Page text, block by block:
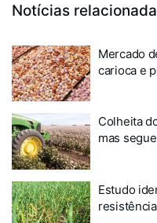
Notícias
Mercado
carioca e
Colheita
mas
Estudo